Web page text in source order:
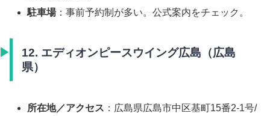
駐車場：事前予約制が多い。公式案内をチェック。
12. エディオンピースウイング広島（広島
県）
所在地／アクセス ：広島県広島市中区基町15番2-1号/